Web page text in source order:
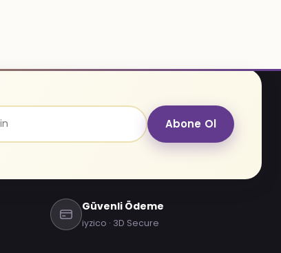
Abone Ol
Güvenli Ödeme
iyzico · 3D Secure